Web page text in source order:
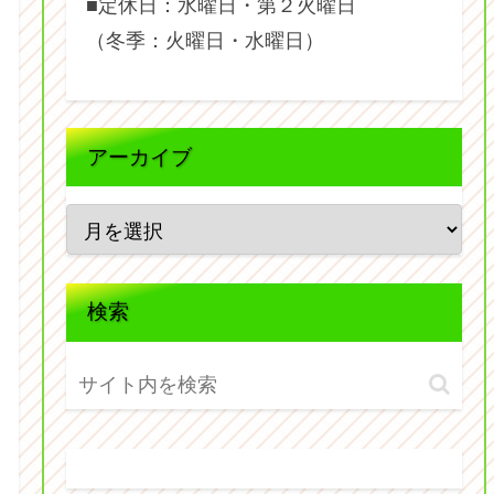
■定休日：水曜日・第２火曜日
（冬季：火曜日・水曜日）
アーカイブ
検索